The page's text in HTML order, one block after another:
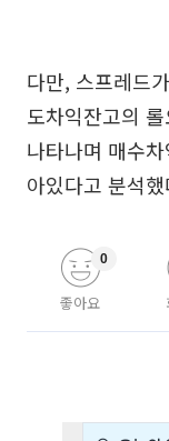
다만, 스프레드
도차익잔고의
나타나며 매수
아있다고 분석
좋아요
0